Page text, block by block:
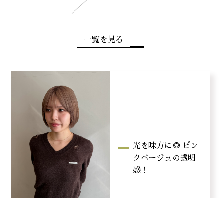
一覧を見る
光を味方に◎ ピン
クベージュの透明
感！